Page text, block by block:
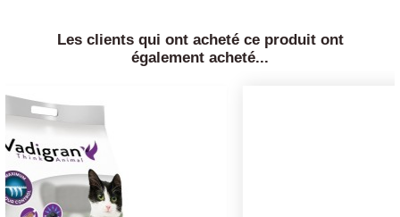
Les clients qui ont acheté ce produit ont
également acheté...